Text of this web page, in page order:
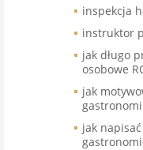
inspekcja
instruktor
jak długo
osobowe
jak
jak